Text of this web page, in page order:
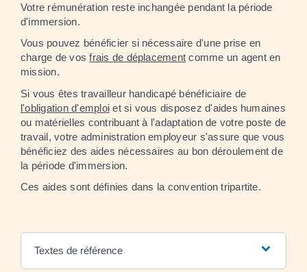
Votre rémunération reste inchangée pendant la période
d'immersion.
Vous pouvez bénéficier si nécessaire d'une prise en
charge de vosfrais de déplacement comme un agent en
mission.
Si vous êtes travailleur handicapé bénéficiaire de
l'obligation d'emploi et si vous disposez d'aides humaines
ou matérielles contribuant à l'adaptation de votre poste de
travail, votre administration employeur s'assure que vous
bénéficiez des aides nécessaires au bon déroulement de
la période d'immersion.
Ces aides sont définies dans la convention tripartite.
Textes de référence